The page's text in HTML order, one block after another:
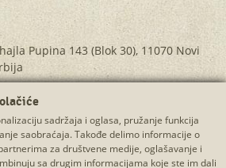
Pupina 143 (Blok 30), 11070 Novi
sadržaja i oglasa, pružanje funkcija
saobraćaja. Takođe delimo informacije o
za društvene medije, oglašavanje i
sa drugim informacijama koje ste im dali